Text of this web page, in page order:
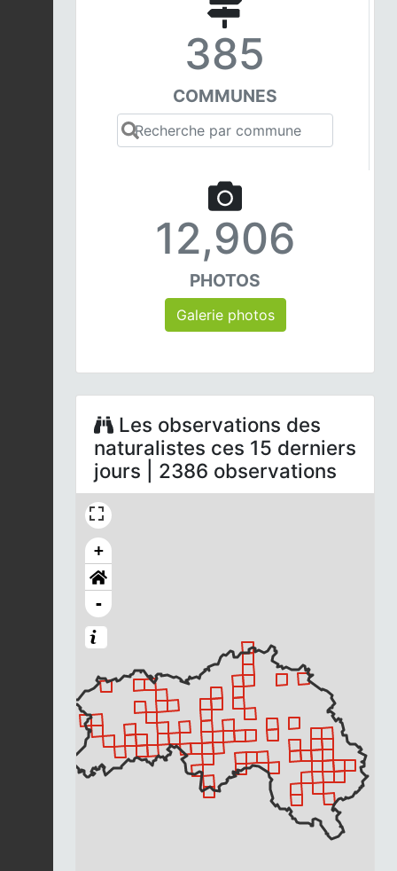
385
COMMUNES
12,906
PHOTOS
Galerie photos
Les observations des
naturalistes ces 15 derniers
jours | 2386 observations
+
-